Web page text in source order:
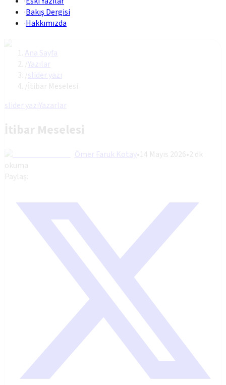
·Bakış Dergisi
·Hakkımızda
Ana Sayfa
Yazılar
slider yazı
İtibar Meselesi
slider yazıYazarlar
İtibar Meselesi
Ömer Faruk Kotay•14 Mayıs 2026•2dk
okuma
Paylaş: